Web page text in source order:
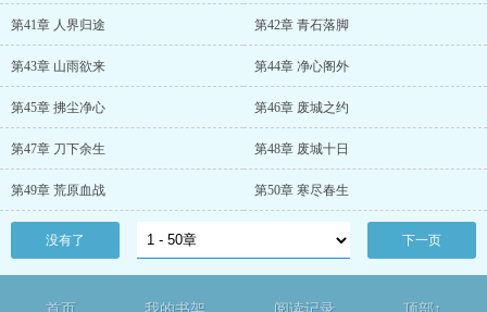
第41章 人界归途 第42章 青石落脚
第43章 山雨欲来 第44章 净心阁外
第45章 拂尘净心 第46章 废城之约
第47章 刀下余生 第48章 废城十日
第49章 荒原血战 第50章 寒尽春生
没有了 下一页